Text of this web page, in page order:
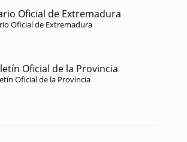
Oficial de Extremadura
Oficial de Extremadura
Oficial de la Provincia
Oficial de la Provincia